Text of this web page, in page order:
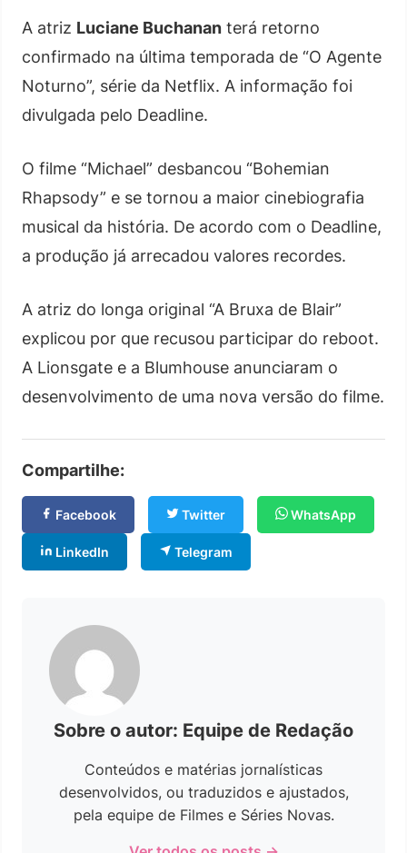
A atriz Luciane Buchanan terá retorno
confirmado na última temporada de “O Agente
Noturno”, série da Netflix. A informação foi
divulgada pelo Deadline.
O filme “Michael” desbancou “Bohemian
Rhapsody” e se tornou a maior cinebiografia
musical da história. De acordo com o Deadline,
a produção já arrecadou valores recordes.
A atriz do longa original “A Bruxa de Blair”
explicou por que recusou participar do reboot.
A Lionsgate e a Blumhouse anunciaram o
desenvolvimento de uma nova versão do filme.
Compartilhe:
Facebook Twitter WhatsApp
LinkedIn Telegram
Sobre o autor: Equipe de Redação
Conteúdos e matérias jornalísticas
desenvolvidos, ou traduzidos e ajustados,
pela equipe de Filmes e Séries Novas.